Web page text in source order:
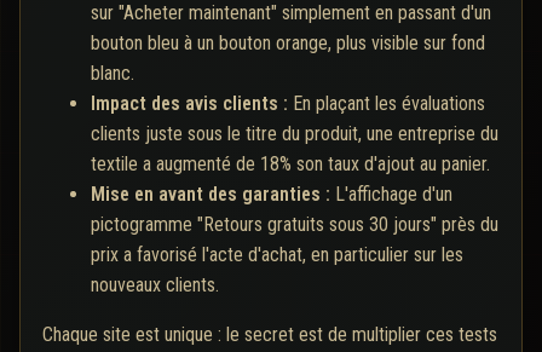
sur "Acheter maintenant" simplement en passant d'un
bouton bleu à un bouton orange, plus visible sur fond
blanc.
Impact des avis clients : En plaçant les évaluations
clients juste sous le titre du produit, une entreprise du
textile a augmenté de 18% son taux d'ajout au panier.
Mise en avant des garanties : L'affichage d'un
pictogramme "Retours gratuits sous 30 jours" près du
prix a favorisé l'acte d'achat, en particulier sur les
nouveaux clients.
Chaque site est unique : le secret est de multiplier ces tests